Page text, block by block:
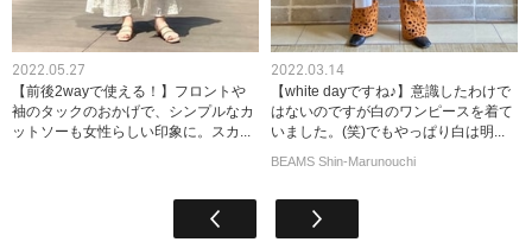
2022.05.27
【前後2wayで使える！】フロントや
袖のタックのおかげで、シンプルなカ
ットソーも女性らしい印象に。スカ...
2022.03.14
【white dayですね♪】意識したわけで
はないのですが白のワンピースを着て
いました。(笑)でもやっぱり白は明...
BEAMS Shin-Marunouchi